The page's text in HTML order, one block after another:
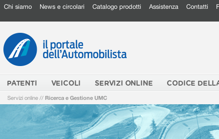
Chi siamo News e circolari Catalogo prodotti Assistenza Contatti
PATENTI VEICOLI SERVIZI ONLINE CODICE
Servizi online // Ricerca e Gestione UMC